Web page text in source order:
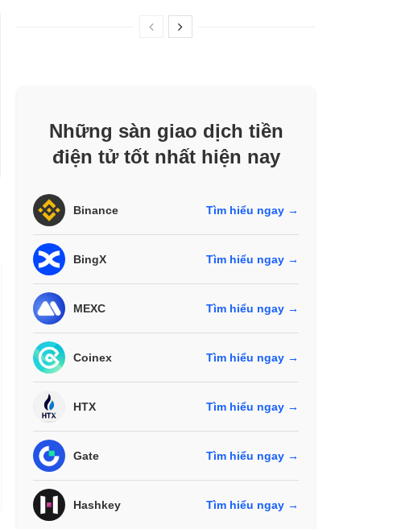
Những sàn giao dịch tiền
điện tử tốt nhất hiện nay
Binance Tìm hiểu ngay →
BingX Tìm hiểu ngay →
MEXC Tìm hiểu ngay →
Coinex Tìm hiểu ngay →
HTX Tìm hiểu ngay →
Gate Tìm hiểu ngay →
Hashkey Tìm hiểu ngay →